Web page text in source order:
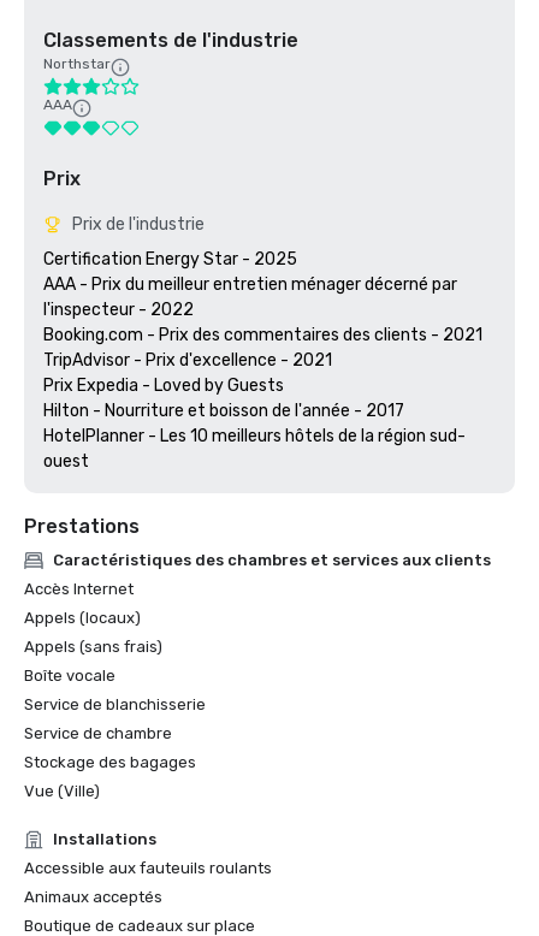
Classements de l'industrie
Northstar
AAA
Prix
Prix de l'industrie
Certification Energy Star - 2025
AAA - Prix du meilleur entretien ménager décerné par
l'inspecteur - 2022
Booking.com - Prix des commentaires des clients - 2021
TripAdvisor - Prix d'excellence - 2021
Prix Expedia - Loved by Guests
Hilton - Nourriture et boisson de l'année - 2017
HotelPlanner - Les 10 meilleurs hôtels de la région sud-
ouest
Prestations
Caractéristiques des chambres et services aux clients
Accès Internet
Appels (locaux)
Appels (sans frais)
Boîte vocale
Service de blanchisserie
Service de chambre
Stockage des bagages
Vue (Ville)
Installations
Accessible aux fauteuils roulants
Animaux acceptés
Boutique de cadeaux sur place